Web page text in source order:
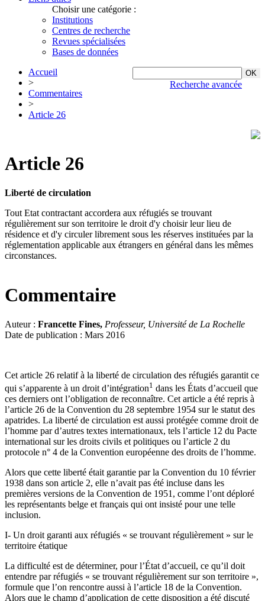
Choisir une catégorie :
Institutions
Centres de recherche
Revues spécialisées
Bases de données
Recherche avancée
Accueil
>
Commentaires
>
Article 26
Article 26
Liberté de circulation
Tout Etat contractant accordera aux réfugiés se trouvant
régulièrement sur son territoire le droit d'y choisir leur lieu de
résidence et d'y circuler librement sous les réserves instituées par la
réglementation applicable aux étrangers en général dans les mêmes
circonstances.
Commentaire
Auteur : Francette Fines, Professeur, Université de La Rochelle
Date de publication : Mars 2016
Cet article 26 relatif à la liberté de circulation des réfugiés garantit ce
qui s’apparente à un droit d’intégration1 dans les États d’accueil que
ces derniers ont l’obligation de reconnaître. Cet article a été repris à
l’article 26 de la Convention du 28 septembre 1954 sur le statut des
apatrides. La liberté de circulation est aussi protégée comme droit de
l’homme par d’autres textes internationaux, tels l’article 12 du Pacte
international sur les droits civils et politiques ou l’article 2 du
protocole n° 4 de la Convention européenne des droits de l’homme.
Alors que cette liberté était garantie par la Convention du 10 février
1938 dans son article 2, elle n’avait pas été incluse dans les
premières versions de la Convention de 1951, comme l’ont déploré
les représentants belge et français qui ont insisté pour une telle
inclusion.
I- Un droit garanti aux réfugiés « se trouvant régulièrement » sur le
territoire étatique
La difficulté est de déterminer, pour l’État d’accueil, ce qu’il doit
entendre par réfugiés « se trouvant régulièrement sur son territoire »,
formule que l’on rencontre aussi à l’article 18 de la Convention.
Alors que le champ d’application de cette disposition a été discuté